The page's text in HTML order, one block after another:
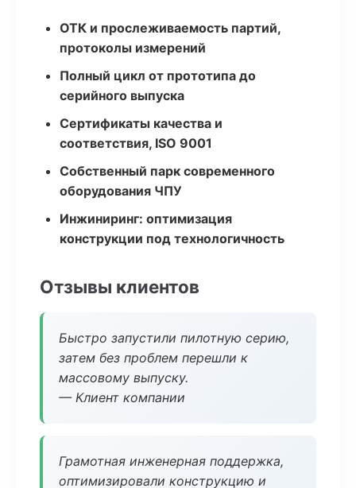
ОТК и прослеживаемость партий,
протоколы измерений
Полный цикл от прототипа до
серийного выпуска
Сертификаты качества и
соответствия, ISO 9001
Собственный парк современного
оборудования ЧПУ
Инжиниринг: оптимизация
конструкции под технологичность
Отзывы клиентов
Быстро запустили пилотную серию,
затем без проблем перешли к
массовому выпуску.
— Клиент компании
Грамотная инженерная поддержка,
оптимизировали конструкцию и